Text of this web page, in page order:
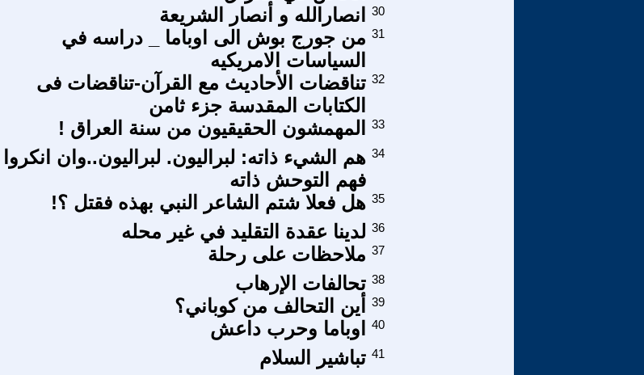
انصارالله و أنصار الشريعة
30
من جورج بوش الى اوباما _ دراسه في
السياسات الامريكيه
31
تناقضات الأحاديث مع القرآن-تناقضات فى
الكتابات المقدسة جزء ثامن
32
المهمشون الحقيقيون من سنة العراق ! 33
هم الشيء ذاته: لبراليون. لبراليون..وان انكروا
فهم التوحش ذاته
34
هل فعلا شتم الشاعر النبي بهذه فقتل ؟! 35
لدينا عقدة التقليد في غير محله 36
ملاحظات على رحلة 37
تحالفات الإرهاب 38
أين التحالف من كوباني؟
39
اوباما وحرب داعش 40
تباشير السلام 41